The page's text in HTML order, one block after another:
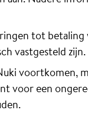
tot
vastgesteld zijn.
voortkomen,
voor een